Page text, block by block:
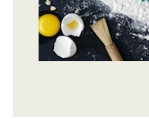
Recepten är oftast
mer utmanande recept
sig till unga bagare från
uppåt.